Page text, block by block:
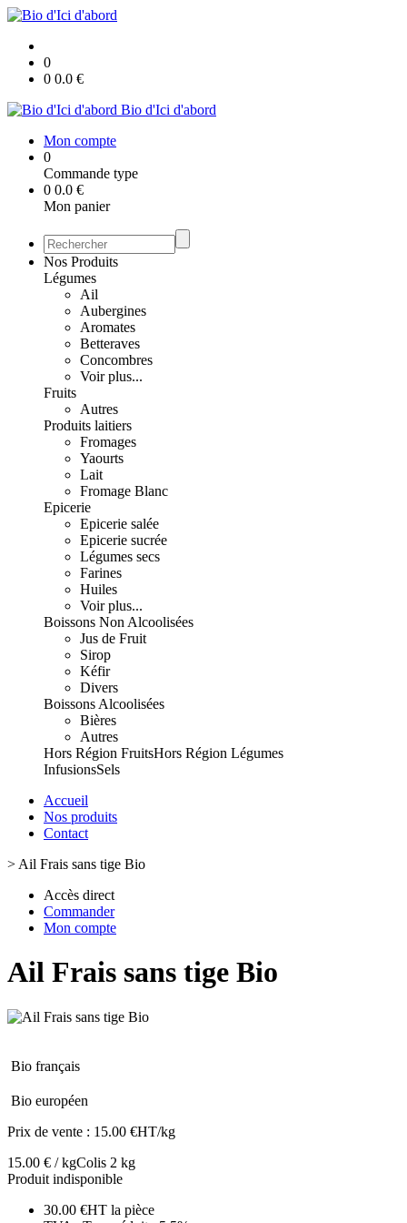
0
0 0.0 €
Bio d'Ici d'abord
Mon compte
0
Commande type
0 0.0 €
Mon panier
Nos Produits
Légumes
Ail
Aubergines
Aromates
Betteraves
Concombres
Voir plus...
Fruits
Autres
Produits laitiers
Fromages
Yaourts
Lait
Fromage Blanc
Epicerie
Epicerie salée
Epicerie sucrée
Légumes secs
Farines
Huiles
Voir plus...
Boissons Non Alcoolisées
Jus de Fruit
Sirop
Kéfir
Divers
Boissons Alcoolisées
Bières
Autres
Hors Région FruitsHors Région Légumes
InfusionsSels
Accueil
Nos produits
Contact
> Ail Frais sans tige Bio
Accès direct
Commander
Mon compte
Ail Frais sans tige Bio
Bio français
Bio européen
Prix de vente : 15.00 €HT/kg
15.00 € / kgColis 2 kg
Produit indisponible
30.00 €HT la pièce